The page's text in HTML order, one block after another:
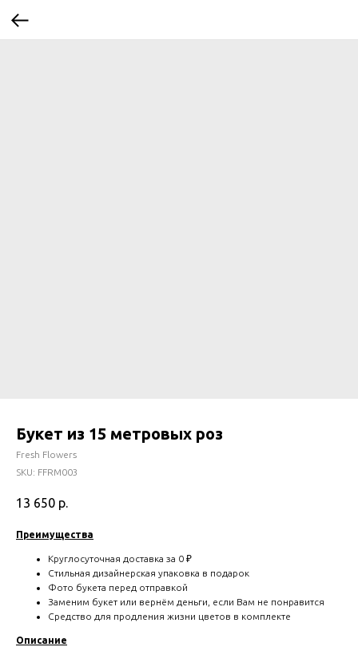
Букет из 15 метровых роз
Fresh Flowers
SKU: FFRM003
13 650 р.
Преимущества
Круглосуточная доставка за 0 ₽
Стильная дизайнерская упаковка в подарок
Фото букета перед отправкой
Заменим букет или вернём деньги, если Вам не понравится
Средство для продления жизни цветов в комплекте
Описание